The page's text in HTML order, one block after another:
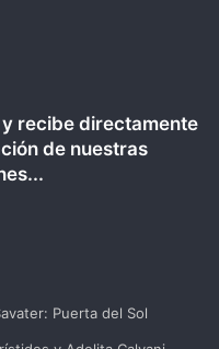
recibe directamente
de nuestras
Puerta del Sol